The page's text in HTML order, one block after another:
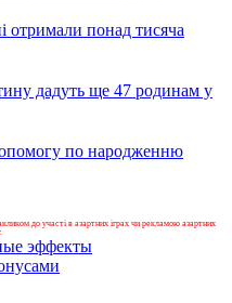
отримали понад тисяча
дадуть ще 47 родинам у
по народженню
до участі в азартних іграх чи рекламою азартних